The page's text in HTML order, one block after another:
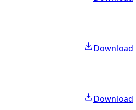
Download
Download